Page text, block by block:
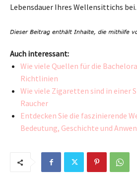
Lebensdauer Ihres Wellensittichs bei.
Auch interessant:
Wie viele Quellen für die
Richtlinien
Wie viele Zigaretten sind in einer
Raucher
Entdecken Sie die faszinierende
Bedeutung, Geschichte und